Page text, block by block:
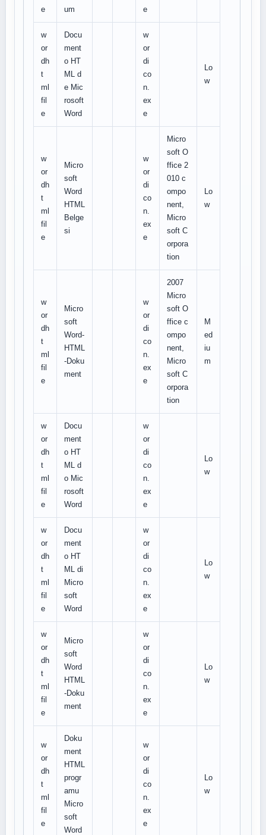
e
um
e
w
or
dh
t
ml
fil
e
Docu
ment
o HT
ML d
e Mic
rosoft
Word
w
or
di
co
n.
ex
e
Lo
w
w
or
dh
t
ml
fil
e
Micro
soft
Word
HTML
Belge
si
w
or
di
co
n.
ex
e
Micro
soft O
ffice 2
010 c
ompo
nent,
Micro
soft C
orpora
tion
Lo
w
w
or
dh
t
ml
fil
e
Micro
soft
Word-
HTML
-Doku
ment
w
or
di
co
n.
ex
e
2007
Micro
soft O
ffice c
ompo
nent,
Micro
soft C
orpora
tion
M
ed
iu
m
w
or
dh
t
ml
fil
e
Docu
ment
o HT
ML d
o Mic
rosoft
Word
w
or
di
co
n.
ex
e
Lo
w
w
or
dh
t
ml
fil
e
Docu
ment
o HT
ML di
Micro
soft
Word
w
or
di
co
n.
ex
e
Lo
w
w
or
dh
t
ml
fil
e
Micro
soft
Word
HTML
-Doku
ment
w
or
di
co
n.
ex
e
Lo
w
w
or
dh
t
ml
fil
e
Doku
ment
HTML
progr
amu
Micro
soft
Word
w
or
di
co
n.
ex
e
Lo
w